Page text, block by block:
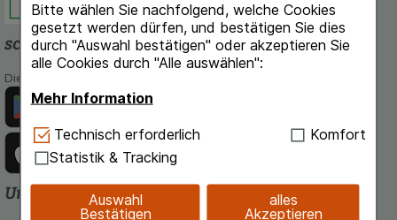
Bitte wählen Sie nachfolgend, welche Cookies
gesetzt werden dürfen, und bestätigen Sie dies
durch "Auswahl bestätigen" oder akzeptieren Sie
alle Cookies durch "Alle auswählen":
Mehr Information
Technisch Notwendig:Hierbei handelt es sich um
Cookies, die für die Grundfunktionen unserer
Website notwendig sind (z.B. Navigation,
Warenkorb, Kundenkonto), weshalb auf diese nicht
verzichtet werden kann.
Technisch erforderlich
Komfort
Statistik & Tracking
Auswahl
Bestätigen
alles
Akzeptieren
schlossapo.de-App
Die App von schlossapo.de jetzt mit E-Rezept-Scanner
Unsere Zahlungsarten